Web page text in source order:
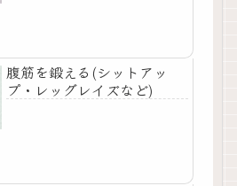
腹筋を鍛える(シットアッ
プ・レッグレイズなど)